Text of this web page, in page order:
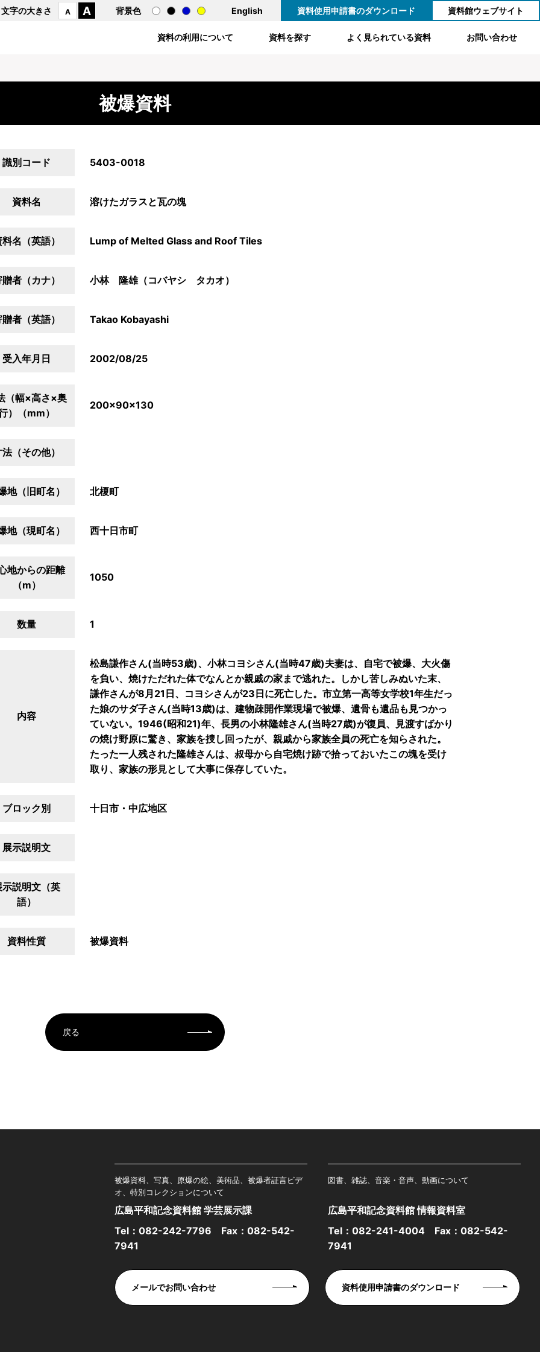
文字の大きさ A A 背景色 English 資料使用申請書のダウンロード 資料館ウェブサイト
資料の利用について 資料を探す よく見られている資料 お問い合わせ
被爆資料
識別コード 5403-0018
資料名 溶けたガラスと瓦の塊
名（英語） Lump of Melted Glass and Roof Tiles
者（カナ） 小林 隆雄（コバヤシ タカオ）
者（英語） Takao Kobayashi
受入年月日 2002/08/25
（幅×高さ×奥
）（mm）
200×90×130
（その他）
地（旧町名） 北榎町
地（現町名） 西十日市町
地からの距離
（m）
1050
数量 1
内容
松島謙作さん(当時53歳)、小林コヨシさん(当時47歳)夫妻は、自宅で被爆、大火傷
を負い、焼けただれた体でなんとか親戚の家まで逃れた。しかし苦しみぬいた末、
謙作さんが8月21日、コヨシさんが23日に死亡した。市立第一高等女学校1年生だっ
た娘のサダ子さん(当時13歳)は、建物疎開作業現場で被爆、遺骨も遺品も見つかっ
ていない。1946(昭和21)年、長男の小林隆雄さん(当時27歳)が復員、見渡すばかり
の焼け野原に驚き、家族を捜し回ったが、親戚から家族全員の死亡を知らされた。
たった一人残された隆雄さんは、叔母から自宅焼け跡で拾っておいたこの塊を受け
取り、家族の形見として大事に保存していた。
ブロック別 十日市・中広地区
展示説明文
示説明文（英
語）
資料性質 被爆資料
戻る
被爆資料、写真、原爆の絵、美術品、被爆者証言ビデ
オ、特別コレクションについて
広島平和記念資料館 学芸展示課
Tel： 082-242-7796 Fax：082-542-
7941
図書、雑誌、音楽・音声、動画について
広島平和記念資料館 情報資料室
Tel： 082-241-4004 Fax：082-542-
7941
メールでお問い合わせ 資料使用申請書のダウンロード